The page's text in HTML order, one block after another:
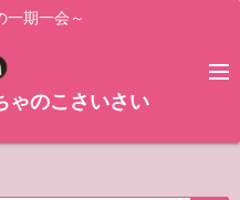
一期一会～
のこさいさい